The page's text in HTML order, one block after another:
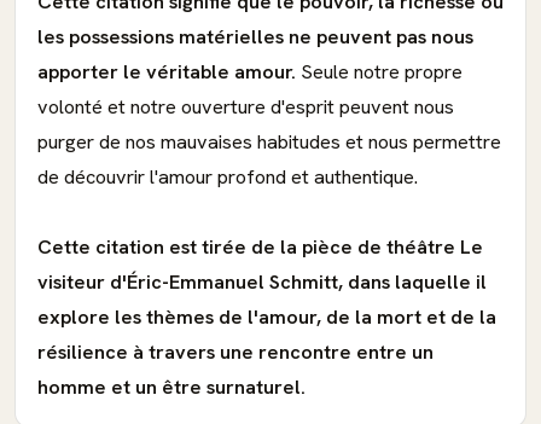
les possessions matérielles ne peuvent pas nous
apporter le véritable amour. Seule notre propre
volonté et notre ouverture d'esprit peuvent nous
purger de nos mauvaises habitudes et nous permettre
de découvrir l'amour profond et authentique.
Cette citation est tirée de la pièce de théâtre Le
visiteur d'Éric-Emmanuel Schmitt, dans laquelle il
explore les thèmes de l'amour, de la mort et de la
résilience à travers une rencontre entre un
homme et un être surnaturel.